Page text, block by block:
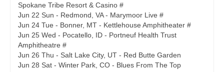
Spokane Tribe Resort & Casino #
Jun 22 Sun - Redmond, VA - Marymoor Live #
Jun 24 Tue - Bonner, MT - Kettlehouse Amphitheater #
Jun 25 Wed - Pocatello, ID - Portneuf Health Trust
Amphitheatre #
Jun 26 Thu - Salt Lake City, UT - Red Butte Garden
Jun 28 Sat - Winter Park, CO - Blues From The Top